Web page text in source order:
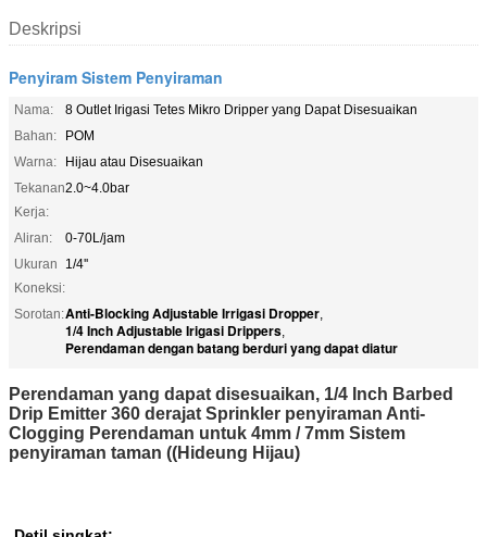
Deskripsi
Penyiram Sistem Penyiraman
Nama:
8 Outlet Irigasi Tetes Mikro Dripper yang Dapat Disesuaikan
Bahan:
POM
Warna:
Hijau atau Disesuaikan
Tekanan
Kerja:
2.0~4.0bar
Aliran:
0-70L/jam
Ukuran
Koneksi:
1/4''
Sorotan:Anti-Blocking Adjustable Irrigasi Dropper,
1/4 Inch Adjustable Irigasi Drippers,
Perendaman dengan batang berduri yang dapat diatur
Perendaman yang dapat disesuaikan, 1/4 Inch Barbed
Drip Emitter 360 derajat Sprinkler penyiraman Anti-
Clogging Perendaman untuk 4mm / 7mm Sistem
penyiraman taman ((Hideung Hijau)